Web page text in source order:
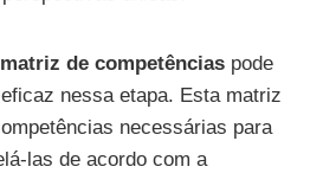
matriz de competências pode
nessa etapa. Esta matriz
necessárias para
las de acordo com a